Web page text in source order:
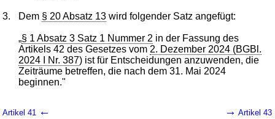
3. Dem § 20 Absatz 13 wird folgender Satz angefügt:
„§ 1 Absatz 3 Satz 1 Nummer 2 in der Fassung des
Artikels 42 des Gesetzes vom 2. Dezember 2024 (BGBl.
2024 I Nr. 387) ist für Entscheidungen anzuwenden, die
Zeiträume betreffen, die nach dem 31. Mai 2024
beginnen."
Artikel 41 ← → Artikel 43